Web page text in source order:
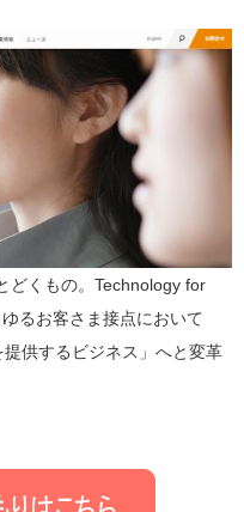
どくもの。Technology for
るお客さま接点において
提供するビジネス」へと変革